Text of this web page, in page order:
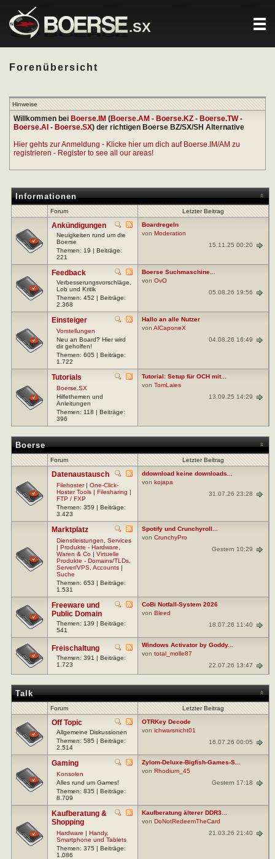
.SX
Forenübersicht
Hinweise
Willkommen bei Boerse.IM (Boerse.AM - Boerse.KZ - Boerse.TW-
Boerse.AI - Boerse.SX) der richtigen Boerse BZ/SX/SH Alternative
Hier gehts zur Anmeldung - Klicke hier um dich auf Boerse.IM/AM zu
registrieren - Register to see all our areas!
Informationen
Forum Letzter Beitrag
Ankündigungen
Neuigkeiten rund um die
Boerse
Themen: 19 | Beiträge:
221
Boardregeln
von Moderation
15.11.25 00:20
Feedback
Verbesserungsvorschläge,
Lob und Kritik
Themen: 452 | Beiträge:
2.368
Boerse Suchmaschine...
von OvO
05.08.26 19:56
Einsteiger
Vorstellungen
Neu an Board? Hier wird
dir geholfen!
Themen: 605 | Beiträge:
1.722
Hallo an alle Nutzer
von AlCaponeX
04.08.26 16:49
Tutorials
Boerse.SX
Hilfethemen und
Anleitungen
Themen: 118 | Beiträge:
396
Tutorial: Setup für OCH mit...
von TomLaies
13.09.25 14:29
Boerse
Forum Letzter Beitrag
Datenaustausch
Filehoster| One-Click-
Hoster Tools | Filesharing |
FTP / FXP
Themen: 359 | Beiträge:
3.423
ddownload keine downloads...
von kojapa
31.07.26 23:28
Marktplatz
Dienstleistungen, Services
| Produkte - Hardware,
Waren & Co | Virtuelle
Produkte - Domains/TLDs,
Server/VPS, Accounts |
Suche
Themen: 653 | Beiträge:
1.531
Spotify und Crunchyroll...
von CrunchyPro
Gestern 10:29
Freeware und
Public Domain
Themen: 139 | Beiträge:
541
CoBi Notfall-System 2026
von Bleed
18.07.26 11:40
Freischaltung
Themen: 391 | Beiträge:
1.723
Windows Activator by Goddy...
von total_molle87
22.07.26 13:47
Talk
Forum Letzter Beitrag
Off Topic
Allgemeine Diskussionen
Themen: 585 | Beiträge:
2.514
OTRKey Decode
von ichwarsnicht01
16.07.26 00:05
Gaming
Konsolen
Alles rund um Games!
Themen: 835 | Beiträge:
8.709
Zylom-Deluxe-Bigfish-Games-S...
von Rhodium_45
Gestern 17:18
Kaufberatung &
Shopping
Hardware | Handy,
Smartphone und Tablets
Themen: 375 | Beiträge:
1.086
Kaufberatung älterer DDR3...
von DoNotRedeemTheCard
21.03.26 21:40